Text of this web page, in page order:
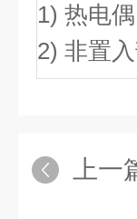
1) 热电
2) 非置
上一